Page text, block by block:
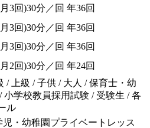
3回)30分／回 年36回
3回)30分／回 年36回
3回)30分／回 年36回
2回)30分／回 年24回
/ 上級 / 子供 / 大人 / 保育士・幼
小学校教員採用試験 / 受験生 / 各
ル
児・幼稚園プライベートレッス